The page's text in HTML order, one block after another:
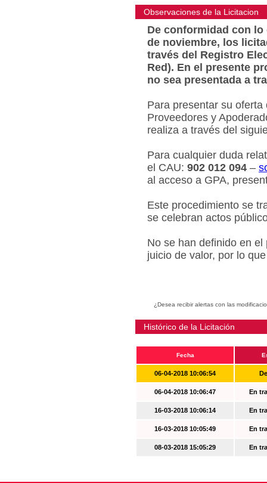
Observaciones de la Licitacion
De conformidad con lo
de noviembre, los
través del Registro
Red). En el presente
no sea presentada a
Para presentar su
Proveedores y
realiza a través del
Para cualquier duda
el CAU: 902 012 094 –
al acceso a GPA,
Este procedimiento se
se celebran actos
No se han definido en
juicio de valor, por lo
¿Desea recibir alertas con las
Histórico de la Licitación
Fecha
06-04-2018 10:06:54
06-04-2018 10:06:47 En
16-03-2018 10:06:14 En
16-03-2018 10:05:49 En
08-03-2018 15:05:29 En